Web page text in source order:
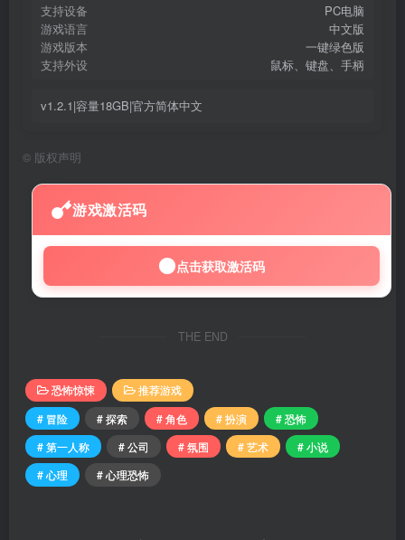
支持设备
PC电脑
游戏语言
中文版
游戏版本
一键绿色版
支持外设
鼠标、键盘、手柄
v1.2.1|容量18GB|官方简体中文
© 版权声明
游戏激活码
点击获取激活码
THE END
恐怖惊悚
推荐游戏
# 冒险
# 探索 # 角色 # 扮演
# 恐怖
# 第一人称
# 公司 # 氛围 # 艺术
# 小说
# 心理
# 心理恐怖